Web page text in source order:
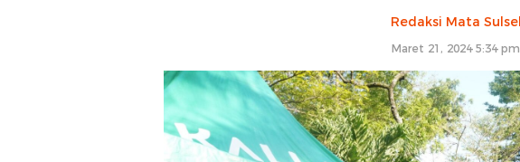
Redaksi Mata Sulsel
Maret 21, 2024 5:34 pm